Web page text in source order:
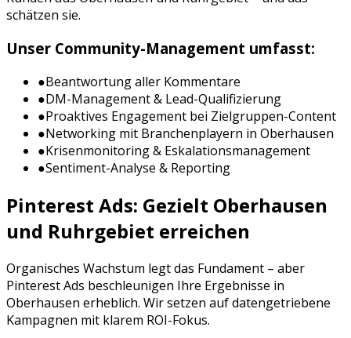
schätzen sie.
Unser Community-Management umfasst:
●Beantwortung aller Kommentare
●DM-Management & Lead-Qualifizierung
●Proaktives Engagement bei Zielgruppen-Content
●Networking mit Branchenplayern in Oberhausen
●Krisenmonitoring & Eskalationsmanagement
●Sentiment-Analyse & Reporting
Pinterest Ads: Gezielt Oberhausen
und Ruhrgebiet erreichen
Organisches Wachstum legt das Fundament – aber
Pinterest Ads beschleunigen Ihre Ergebnisse in
Oberhausen erheblich. Wir setzen auf datengetriebene
Kampagnen mit klarem ROI-Fokus.